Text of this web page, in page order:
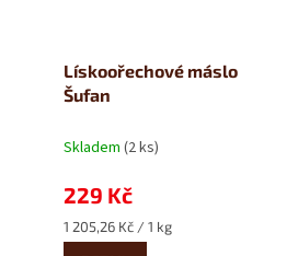
Lískoořechové máslo
Šufan
Skladem (2 ks)
229 Kč
Měrná
cena:
1 205,26 Kč / 1 kg